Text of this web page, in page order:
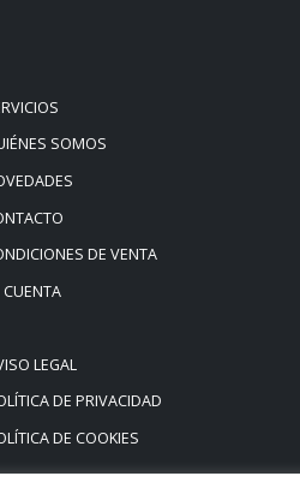
SOMOS
DE VENTA
LEGAL
DE PRIVACIDAD
DE COOKIES